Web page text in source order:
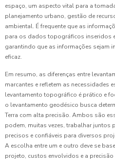
espaço, um aspecto vital para a
planejamento urbano, gestão de
ambiental. É frequente que as
para os dados topográficos inseridos
garantindo que as informações sejam
eficaz.
Em resumo, as diferenças entre
marcantes e refletem as necessidades
levantamento topográfico é prático e
o levantamento geodésico busca
Terra com alta precisão. Ambos são
podem, muitas vezes, trabalhar
precisos e confiáveis para diversos
A escolha entre um e outro deve se
projeto, custos envolvidos e a